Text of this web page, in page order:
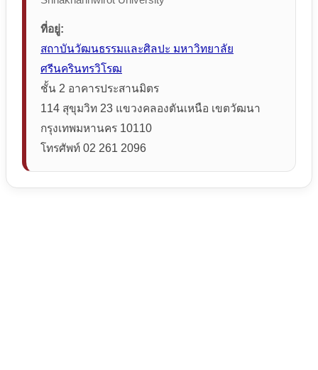
ที่อยู่:
สถาบันวัฒนธรรมและศิลปะ มหาวิทยาลัย
ศรีนครินทรวิโรฒ
ชั้น 2 อาคารประสานมิตร
114 สุขุมวิท 23 แขวงคลองตันเหนือ เขตวัฒนา
กรุงเทพมหานคร 10110
โทรศัพท์ 02 261 2096